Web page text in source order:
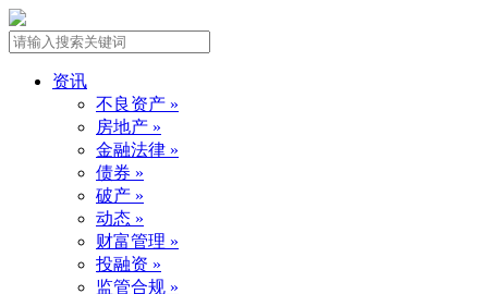
资讯
不良资产 »
房地产 »
金融法律 »
债券 »
破产 »
动态 »
财富管理 »
投融资 »
监管合规 »